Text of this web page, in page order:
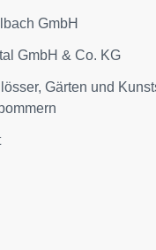
GmbH
GmbH & Co. KG
Gärten und